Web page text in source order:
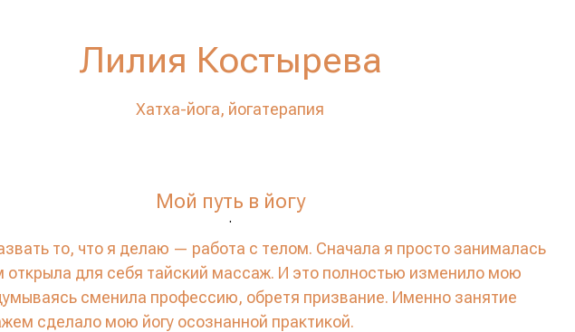
Лилия Костырева
Хатха-йога, йогатерапия
Мой путь в йогу
.
то, что я делаю — работа с телом. Сначала я просто занималась
открыла для себя тайский массаж. И это полностью изменило мою
сменила профессию, обретя призвание. Именно занятие
сделало мою йогу осознанной практикой.